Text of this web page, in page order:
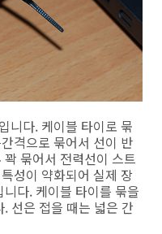
니다. 케이블 타이로 묶
격으로 묶어서 선이 반
묶어서 전력선이 스트
성이 약화되어 실제 장
다. 케이블 타이를 묶을
선은 접을 때는 넓은 간